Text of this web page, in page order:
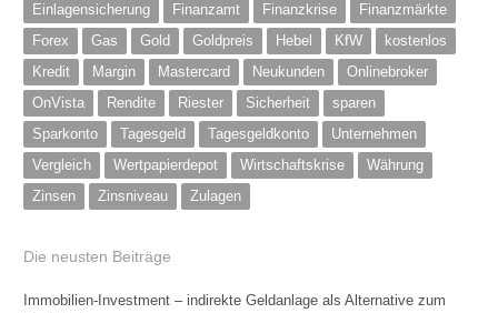
Einlagensicherung
Finanzamt Finanzkrise
Finanzmärkte
Forex
Gas Gold Goldpreis Hebel KfW
kostenlos
Kredit
Margin Mastercard Neukunden
Onlinebroker
OnVista
Rendite Riester Sicherheit
sparen
Sparkonto
Tagesgeld Tagesgeldkonto
Unternehmen
Vergleich
Wertpapierdepot Wirtschaftskrise
Währung
Zinsen
Zinsniveau Zulagen
Die neusten Beiträge
Immobilien-Investment – indirekte Geldanlage als Alternative zum